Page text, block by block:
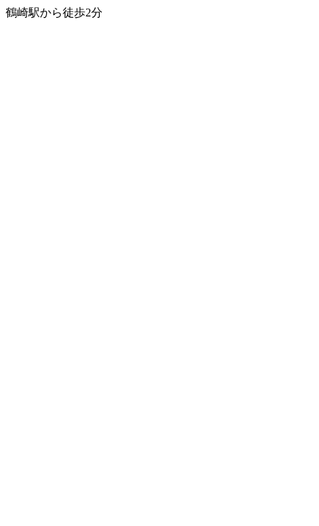
鶴崎駅から徒歩2分